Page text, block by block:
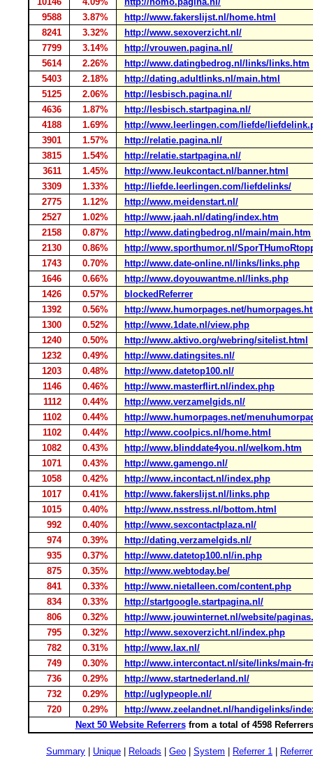
9588
3.87%
http://www.fakerslijst.nl/home.html
8241
3.32%
http://www.sexoverzicht.nl/
7799
3.14%
http://vrouwen.pagina.nl/
5614
2.26%
http://www.datingbedrog.nl/links/links.htm
5403
2.18%
http://dating.adultlinks.nl/main.html
5125
2.06%
http://lesbisch.pagina.nl/
4636
1.87%
http://lesbisch.startpagina.nl/
4188
1.69%
http://www.leerlingen.com/liefde/
3901
1.57%
http://relatie.pagina.nl/
3815
1.54%
http://relatie.startpagina.nl/
3611
1.45%
http://www.leukcontact.nl/banner.html
3309
1.33%
http://liefde.leerlingen.com/liefdelinks/
2775
1.12%
http://www.meidenstart.nl/
2527
1.02%
http://www.jaah.nl/dating/index.htm
2158
0.87%
http://www.datingbedrog.nl/main/main.htm
2130
0.86%
http://www.sporthumor.nl/
1743
0.70%
http://www.date-online.nl/links/links.php
1646
0.66%
http://www.doyouwantme.nl/links.php
1426
0.57%
blockedReferrer
1392
0.56%
http://www.humorpages.net/
1300
0.52%
http://www.1date.nl/view.php
1240
0.50%
http://www.aktivo.org/webring/sitelist.html
1232
0.49%
http://www.datingsites.nl/
1203
0.48%
http://www.datetop100.nl/
1146
0.46%
http://www.masterflirt.nl/index.php
1112
0.44%
http://www.verzamelgids.nl/
1102
0.44%
http://www.humorpages.net/
1102
0.44%
http://www.coolpics.nl/home.html
1082
0.43%
http://www.blinddate4you.nl/welkom.htm
1071
0.43%
http://www.gamengo.nl/
1058
0.42%
http://www.incontact.nl/index.php
1017
0.41%
http://www.fakerslijst.nl/links.php
1015
0.40%
http://www.nsstress.nl/bottom.html
992
0.40%
http://www.sexcontactplaza.nl/
974
0.39%
http://dating.verzamelgids.nl/
935
0.37%
http://www.datetop100.nl/in.php
875
0.35%
http://www.webtoday.be/
841
0.33%
http://www.nietalleen.com/content.php
834
0.33%
http://startgoogle.startpagina.nl/
806
0.32%
http://www.jouwinternet.nl/website/
795
0.32%
http://www.sexoverzicht.nl/index.php
782
0.31%
http://www.lax.nl/
749
0.30%
http://www.intercontact.nl/site/links/main-
736
0.29%
http://www.startnederland.nl/
732
0.29%
http://uglypeople.nl/
720
0.29%
http://www.zeelandnet.nl/handigelinks/
Next 50 Website Referrersfrom a total of 4598
Summary Unique Reloads Geo System Referrer 1